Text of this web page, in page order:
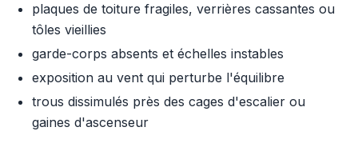
plaques de toiture fragiles, verrières cassantes ou
tôles vieillies
garde-corps absents et échelles instables
exposition au vent qui perturbe l'équilibre
trous dissimulés près des cages d'escalier ou
gaines d'ascenseur